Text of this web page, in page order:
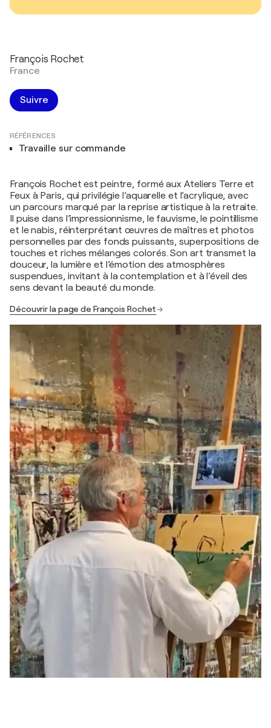
François Rochet
France
Suivre
RÉFÉRENCES
Travaille sur commande
François Rochet est peintre, formé aux Ateliers Terre et
Feux à Paris, qui privilégie l’aquarelle et l’acrylique, avec
un parcours marqué par la reprise artistique à la retraite.
Il puise dans l’impressionnisme, le fauvisme, le pointillisme
et le nabis, réinterprétant œuvres de maîtres et photos
personnelles par des fonds puissants, superpositions de
touches et riches mélanges colorés. Son art transmet la
douceur, la lumière et l’émotion des atmosphères
suspendues, invitant à la contemplation et à l’éveil des
sens devant la beauté du monde.
Découvrir la page de François Rochet